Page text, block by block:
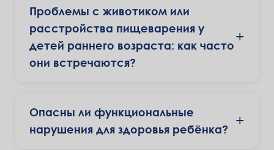
Проблемы с животиком или
расстройства пищеварения у
детей раннего возраста: как часто
они встречаются?
+
Опасны ли функциональные
нарушения для здоровья ребёнка? +